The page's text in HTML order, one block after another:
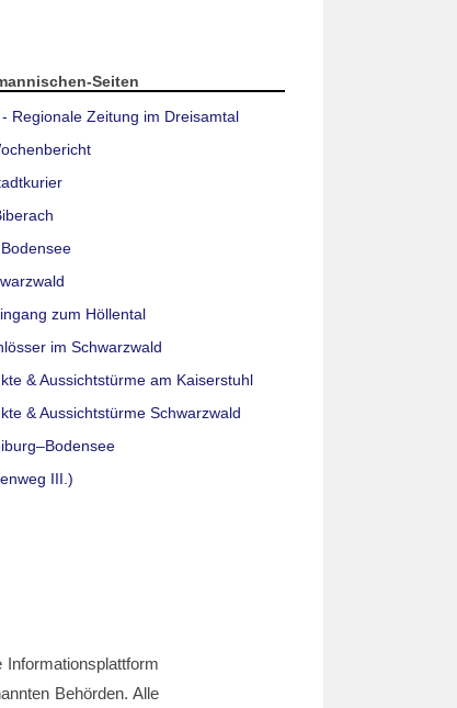
Seiten
Regionale Zeitung im Dreisamtal
zum Höllental
im Schwarzwald
& Aussichtstürme am Kaiserstuhl
& Aussichtstürme Schwarzwald
III.)
Behörden. Alle